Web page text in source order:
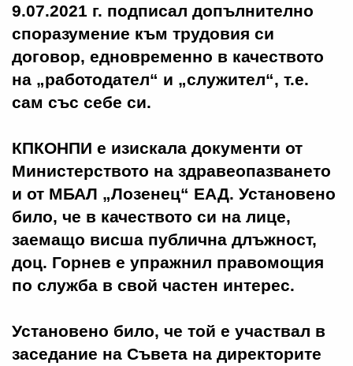
9.07.2021 г. подписал допълнително
споразумение към трудовия си
договор, едновременно в качеството
на „работодател“ и „служител“, т.е.
сам със себе си.
КПКОНПИ е изискала документи от
Министерството на здравеопазването
и от МБАЛ „Лозенец“ ЕАД. Установено
било, че в качеството си на лице,
заемащо висша публична длъжност,
доц. Горнев е упражнил правомощия
по служба в свой частен интерес.
Установено било, че той е участвал в
заседание на Съвета на директорите